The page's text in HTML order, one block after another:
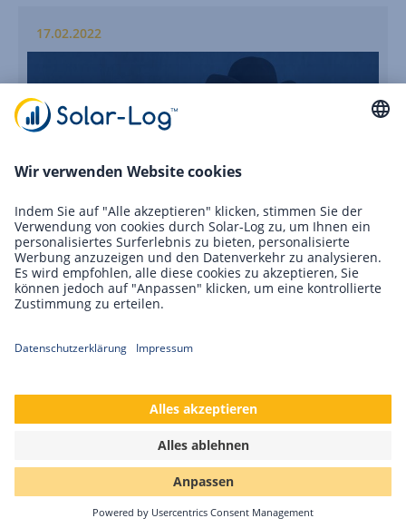
17.02.2022
Energiewende durch Sektorkopplung – der
Im Videointerview haben wir Herrn Prof. Dr.
Quaschning gefragt wie eine erfolgreiche
Energiewende umgesetzt werden kann.
Weiterlesen